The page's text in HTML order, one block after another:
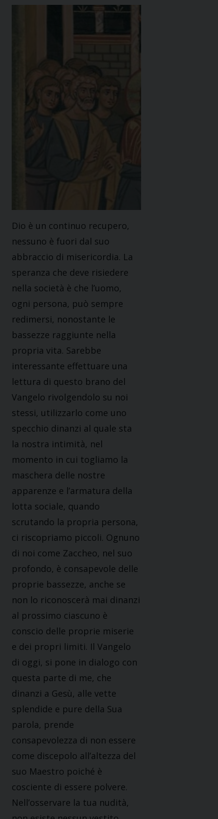
Dio è un continuo recupero,
nessuno è fuori dal suo
abbraccio di misericordia. La
speranza che deve risiedere
nella società è che l’uomo,
ogni persona, può sempre
redimersi, nonostante le
bassezze raggiunte nella
propria vita. Sarebbe
interessante effettuare una
lettura di questo brano del
Vangelo rivolgendolo su noi
stessi, utilizzarlo come uno
specchio dinanzi al quale sta
la nostra intimità, nel
momento in cui togliamo la
maschera delle nostre
apparenze e l’armatura della
lotta sociale, quando
scrutando la propria persona,
ci riscopriamo piccoli. Ognuno
di noi come Zaccheo, nel suo
profondo, è consapevole delle
proprie bassezze, anche se
non lo riconoscerà mai dinanzi
al prossimo ciascuno è
conscio delle proprie miserie
e dei propri limiti. Il Vangelo
di oggi, si pone in dialogo con
questa parte di me, che
dinanzi a Gesù, alle vette
splendide e pure della Sua
parola, prende
consapevolezza di non essere
come discepolo all’altezza del
suo Maestro poiché è
cosciente di essere polvere.
Nell’osservare la tua nudità,